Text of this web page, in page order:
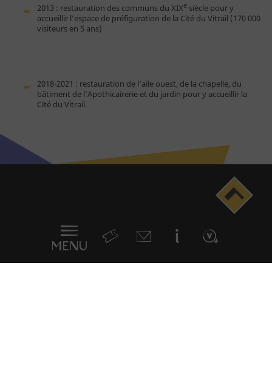
MENU
2013 : restauration des communs du XIXesiècle pour y
accueillir l’espace de préfiguration de la Cité du Vitrail (170 000
visiteurs en 5 ans)
2018-2021 : restauration de l’aile ouest, de la chapelle, du
bâtiment de l’Apothicairerie et du jardin pour y accueillir la
Cité du Vitrail.